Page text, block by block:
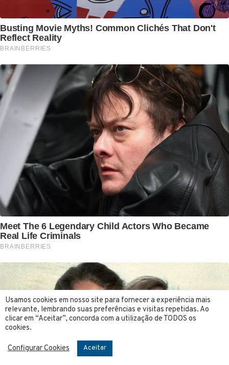
Usamos cookies em nosso site para fornecer a experiência mais
relevante, lembrando suas preferências e visitas repetidas. Ao
clicar em “Aceitar”, concorda com a utilização de TODOS os
cookies.
Configurar Cookies Aceitar